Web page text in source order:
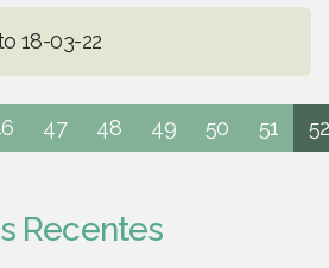
18-03-22
47 48 49 50 51 52
Recentes